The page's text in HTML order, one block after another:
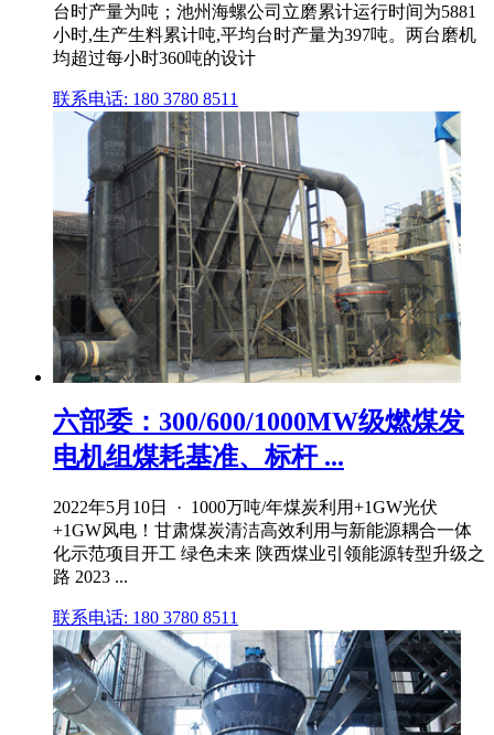
台时产量为吨；池州海螺公司立磨累计运行时间为5881
小时,生产生料累计吨,平均台时产量为397吨。两台磨机
均超过每小时360吨的设计
联系电话: 180 3780 8511
六部委：300/600/1000MW级燃煤发
电机组煤耗基准、标杆 ...
2022年5月10日 · 1000万吨/年煤炭利用+1GW光伏
+1GW风电！甘肃煤炭清洁高效利用与新能源耦合一体
化示范项目开工 绿色未来 陕西煤业引领能源转型升级之
路 2023 ...
联系电话: 180 3780 8511